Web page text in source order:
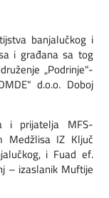
banjalučkog i
i građana sa tog
„Podrinje"-
d.o.o. Doboj
i prijatelja MFS-
Medžlisa IZ Ključ
i Fuad ef.
– izaslanik Muftije